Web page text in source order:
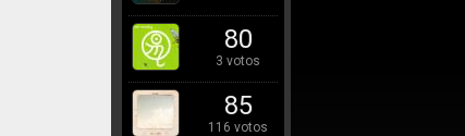
80
3 votos
85
116 votos